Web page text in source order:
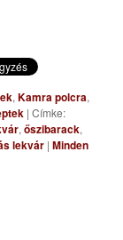
,Kamra polcra,
|Címke:
,őszibarack,
lekvár |Minden